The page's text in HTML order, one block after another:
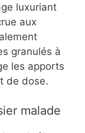
luxuriant
aux
granulés à
les apports
de dose.
malade